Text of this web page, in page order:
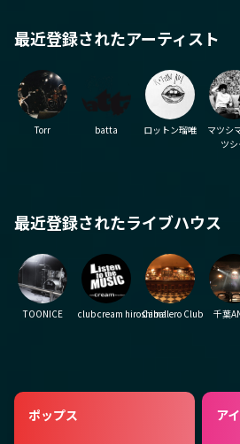
最近登録されたアーティスト
Torr batta ロットン瑠唯
マツシ
ツシ
最近登録されたライブハウス
TOONICE club cream hiroshimaCaballero Club 千葉
ポップス ア